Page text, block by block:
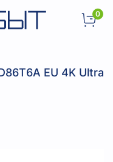
0
EU 4K Ultra